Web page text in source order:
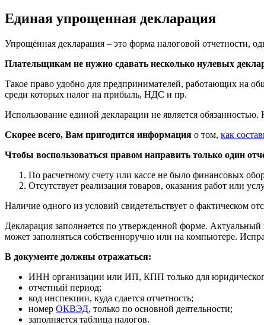
Единая упрощенная декларация
Упрощённая декларация – это форма налоговой отчетности,
Плательщикам не нужно сдавать несколько нулевых
Такое право удобно для предпринимателей, работающих на
среди которых налог на прибыль, НДС и пр.
Использование единой декларации не является
Скорее всего, Вам пригодится информация о том, как
Чтобы воспользоваться правом направить только один
По расчетному счету или кассе не было финансовых
Отсутствует реализация товаров, оказания работ или
Наличие одного из условий свидетельствует о фактическом
Декларация заполняется по утвержденной форме.
может заполняться собственноручно или на компьютере.
В документе должны отражаться:
ИНН организации или ИП, КПП только для
отчетный период;
код инспекции, куда сдается отчетность;
номер ОКВЭД, только по основной деятельности;
заполняется таблица налогов.